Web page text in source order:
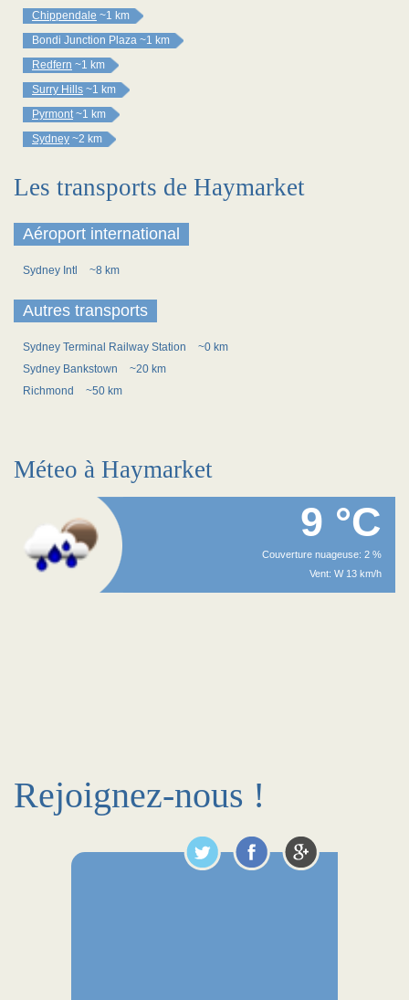
Chippendale ~1 km
Bondi Junction Plaza ~1 km
Redfern ~1 km
Surry Hills ~1 km
Pyrmont ~1 km
Sydney ~2 km
Les transports de Haymarket
Aéroport international
Sydney Intl ~8 km
Autres transports
Sydney Terminal Railway Station
~0 km
Sydney Bankstown
~20 km
Richmond
~50 km
Méteo à Haymarket
9 °C
Couverture nuageuse: 2 %
Vent: W 13 km/h
Rejoignez-nous !